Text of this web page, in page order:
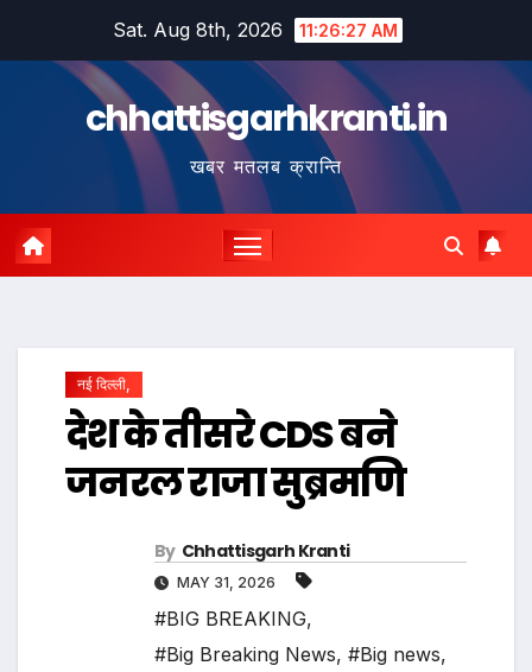
Sat. Aug 8th, 2026 11:26:27 AM
chhattisgarhkranti.in
खबर मतलब क्रान्ति
नई दिल्ली,
देश के तीसरे CDS बने
जनरल राजा सुब्रमणि
By Chhattisgarh Kranti
MAY 31, 2026
#BIG BREAKING,
#Big Breaking News, #Big news,